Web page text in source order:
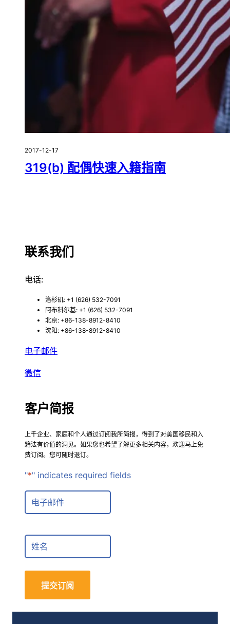
2017-12-17
319(b) 配偶快速入籍指南
联系我们
电话:
洛杉矶: +1 (626) 532-7091
阿布科尔基: +1 (626) 532-7091
北京: +86-138-8912-8410
沈阳: +86-138-8912-8410
电子邮件
微信
客户简报
上千企业、家庭和个人通过订阅我所简报，得到了对美国移民和入
籍法有价值的洞见。如果您也希望了解更多相关内容，欢迎马上免
费订阅。您可随时退订。
"*" indicates required fields
m
i
u
l
N
a
提交订阅